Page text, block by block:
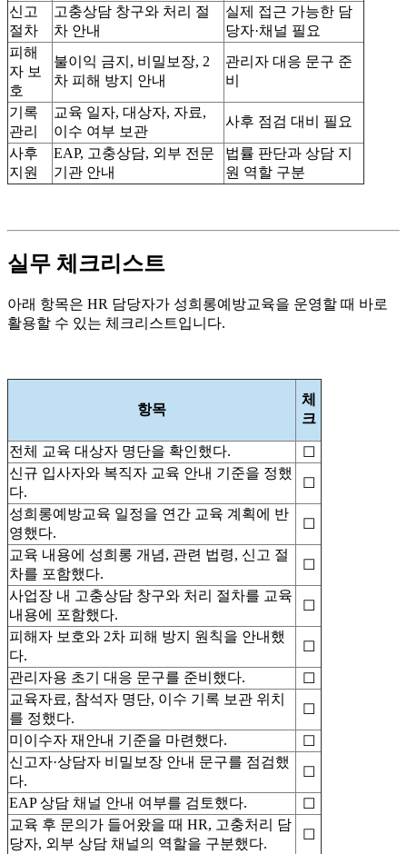
신고
절차
고충상담 창구와 처리 절
차 안내
실제 접근 가능한 담
당자·채널 필요
피해
자 보
호
불이익 금지, 비밀보장, 2
차 피해 방지 안내
관리자 대응 문구 준
비
기록
관리
교육 일자, 대상자, 자료,
이수 여부 보관
사후 점검 대비 필요
사후
지원
EAP, 고충상담, 외부 전문
기관 안내
법률 판단과 상담 지
원 역할 구분
실무 체크리스트
아래 항목은 HR 담당자가 성희롱예방교육을 운영할 때 바로
활용할 수 있는 체크리스트입니다.
항목
체
크
전체 교육 대상자 명단을 확인했다.
☐
신규 입사자와 복직자 교육 안내 기준을 정했
다.
☐
성희롱예방교육 일정을 연간 교육 계획에 반
영했다.
☐
교육 내용에 성희롱 개념, 관련 법령, 신고 절
차를 포함했다.
☐
사업장 내 고충상담 창구와 처리 절차를 교육
내용에 포함했다.
☐
피해자 보호와 2차 피해 방지 원칙을 안내했
다.
☐
관리자용 초기 대응 문구를 준비했다.
☐
교육자료, 참석자 명단, 이수 기록 보관 위치
를 정했다.
☐
미이수자 재안내 기준을 마련했다.
☐
신고자·상담자 비밀보장 안내 문구를 점검했
다.
☐
EAP 상담 채널 안내 여부를 검토했다.
☐
교육 후 문의가 들어왔을 때 HR, 고충처리 담
당자, 외부 상담 채널의 역할을 구분했다.
☐